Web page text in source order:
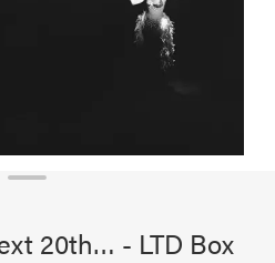
20th… - LTD Box